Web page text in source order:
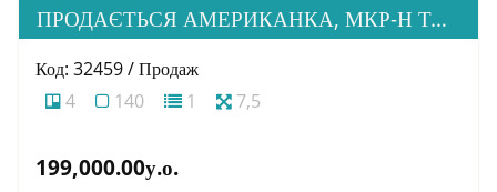
ПРОДАЄТЬСЯ АМЕРИКАНКА, МКР-Н ТАБЛА-2
Код: 32459 / Продаж
4
140 1 7,5
199,000.00у.о.